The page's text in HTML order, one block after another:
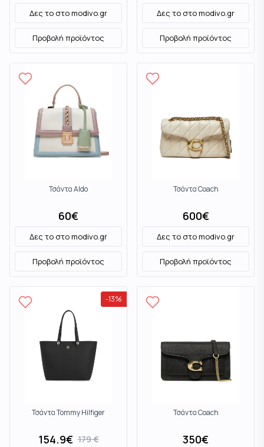
Δες το στοmodivo.gr
Προβολή προϊόντος
Δες το στοmodivo.gr
Προβολή προϊόντος
Τσάντα Aldo
60€
Δες το στοmodivo.gr
Προβολή προϊόντος
Τσάντα Coach
600€
Δες το στοmodivo.gr
Προβολή προϊόντος
-13%
Τσάντα Tommy Hilfiger
154.9€ 179€
Τσάντα Coach
350€